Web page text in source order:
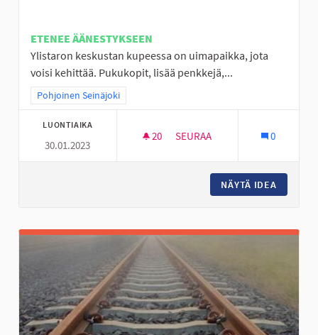
ETENEE ÄÄNESTYKSEEN
Ylistaron keskustan kupeessa on uimapaikka, jota
voisi kehittää. Pukukopit, lisää penkkejä,...
Rajaa tulokset teeman mukaan: Pohjoinen Seinäjoki
Pohjoinen Seinäjoki
LUONTIAIKA
30.01.2023
20 20 SEURAAJAA
SEURAA 0
NÄYTÄ IDEA